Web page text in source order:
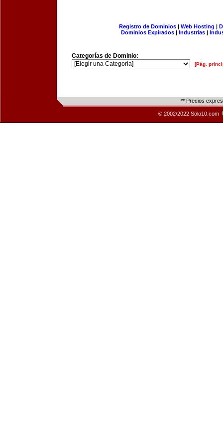
Registro de Dominios| Web Hosting |
Dominios Expirados | Industrias |
Categorías de Dominio:
[Pág.
** Precios
© 2002/2022 Solo10.com